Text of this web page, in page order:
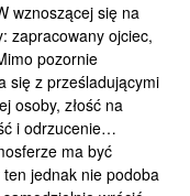
wznoszącej się na
zapracowany ojciec,
pozornie
się z prześladującymi
osoby, złość na
i odrzucenie…
ma być
jednak nie podoba